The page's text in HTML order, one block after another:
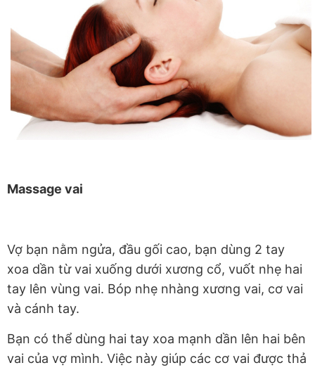
Massage vai
Vợ bạn nằm ngửa, đầu gối cao, bạn dùng 2 tay
xoa dần từ vai xuống dưới xương cổ, vuốt nhẹ hai
tay lên vùng vai. Bóp nhẹ nhàng xương vai, cơ vai
và cánh tay.
Bạn có thể dùng hai tay xoa mạnh dần lên hai bên
vai của vợ mình. Việc này giúp các cơ vai được thả